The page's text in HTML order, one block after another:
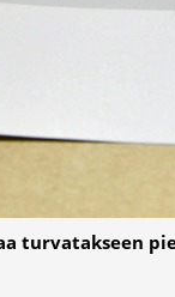
turvatakseen